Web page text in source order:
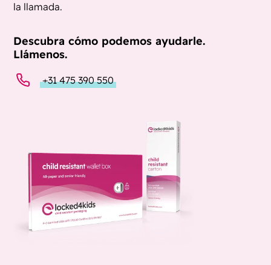
la llamada.
Descubra cómo podemos ayudarle.
Llámenos.
+31 475 390 550